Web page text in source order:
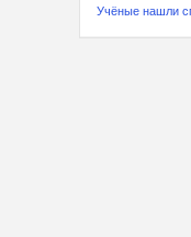
Учёные нашли